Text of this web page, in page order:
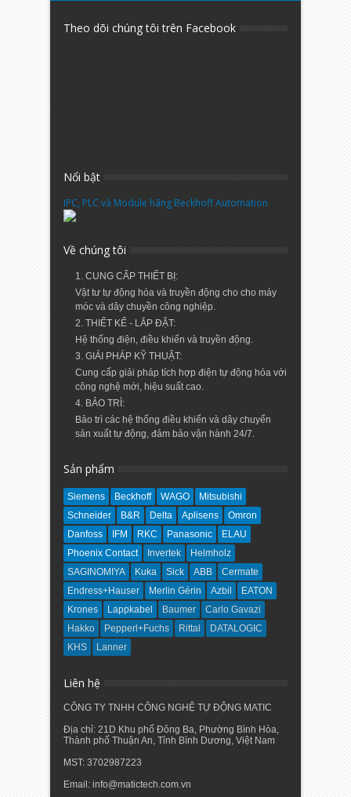
Theo dõi chúng tôi trên Facebook
Nổi bật
IPC, PLC và Module hãng Beckhoff Automation
Về chúng tôi
1. CUNG CẤP THIẾT BỊ:
Vật tư tự động hóa và truyền động cho cho máy
móc và dây chuyền công nghiệp.
2. THIẾT KẾ - LẮP ĐẶT:
Hệ thống điện, điều khiển và truyền động.
3. GIẢI PHÁP KỸ THUẬT:
Cung cấp giải pháp tích hợp điện tự động hóa với
công nghệ mới, hiệu suất cao.
4. BẢO TRÌ:
Bảo trì các hệ thống điều khiển và dây chuyển
sản xuất tự động, đảm bảo vận hành 24/7.
Sản phẩm
Siemens Beckhoff WAGO
Mitsubishi
Schneider
B&R Delta Aplisens
Omron
Danfoss
IFM RKC Panasonic
ELAU
Phoenix Contact
Invertek
Helmholz
SAGINOMIYA
Kuka Sick ABB
Cermate
Endress+Hauser
Merlin Gérin Azbil
EATON
Krones
Lappkabel Baumer
Carlo Gavazi
Hakko
Pepperl+Fuchs Rittal
DATALOGIC
KHS
Lanner
Liên hệ
CÔNG TY TNHH CÔNG NGHỆ TỰ ĐỘNG MATIC
Địa chỉ: 21D Khu phố Đông Ba, Phường Bình Hòa,
Thành phố Thuận An, Tỉnh Bình Dương, Việt Nam
MST: 3702987223
Email: info@matictech.com.vn